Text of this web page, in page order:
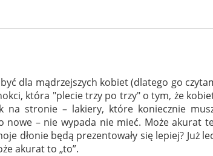
dla mądrzejszych kobiet (dlatego go
która "plecie trzy po trzy" o tym, że
na stronie – lakiery, które koniecznie
nowe – nie wypada nie mieć. Może akurat
dłonie będą prezentowały się lepiej? Już
akurat to „to”.